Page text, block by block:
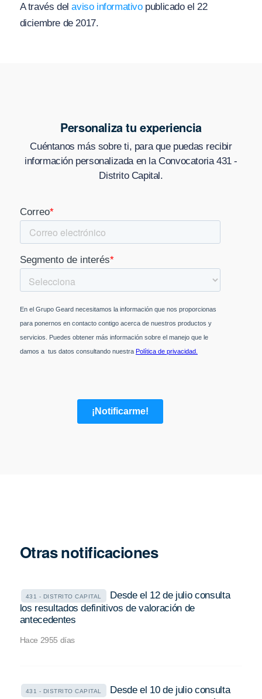
A través delaviso informativopublicado el 22
diciembre de 2017.
Personaliza tu experiencia
Cuéntanos más sobre ti, para que puedas recibir
información personalizada en la Convocatoria 431 -
Distrito Capital .
Otras notificaciones
431 - DISTRITO CAPITAL
Desde el 12 de julio consulta
los resultados definitivos de valoración de
antecedentes
Hace 2955 días
431 - DISTRITO CAPITAL
Desde el 10 de julio consulta